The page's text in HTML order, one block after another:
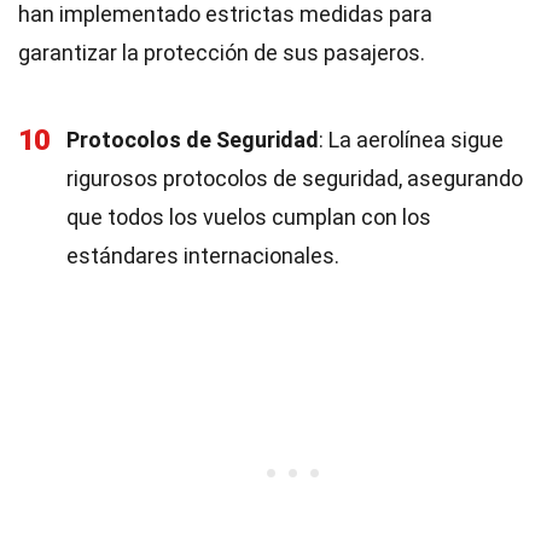
han implementado estrictas medidas para
garantizar la protección de sus pasajeros.
10 Protocolos de Seguridad : La aerolínea sigue
rigurosos protocolos de seguridad, asegurando
que todos los vuelos cumplan con los
estándares internacionales.